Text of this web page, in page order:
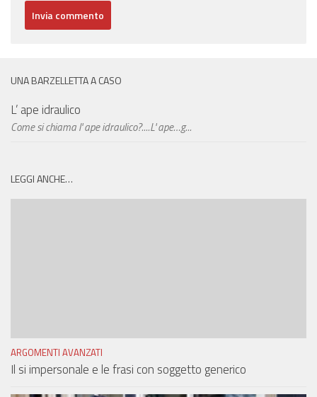
UNA BARZELLETTA A CASO
L’ ape idraulico
Come si chiama l' ape idraulico?....L' ape…g...
LEGGI ANCHE…
ARGOMENTI AVANZATI
Il si impersonale e le frasi con soggetto generico